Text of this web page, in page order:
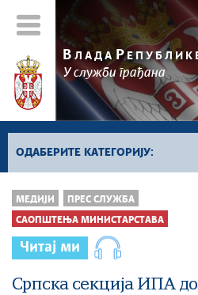
В ЛАДА Р
У служби грађана
ОДАБЕРИТЕ КАТЕГОРИЈУ:
Kонференцијe за
Најавe и обавештења
Саопштења Владе
Саопштења министарстава
Аудио прес
МЕДИЈИ ПРЕС СЛУЖБА
САОПШТЕЊА МИНИСТАРСТАВА
Читај ми
Српска секција ИПА